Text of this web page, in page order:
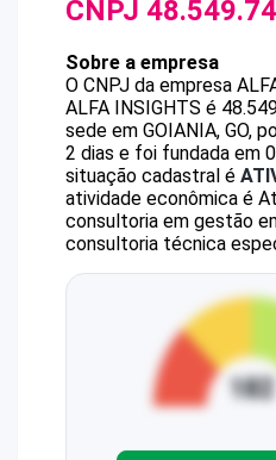
CNPJ
Sobre a empresa
O CNPJ da empresa
ALFA INSIGHTS é
sede em GOIANIA, GO,
2 dias e foi fundada em
situação cadastral é
atividade econômica é
consultoria em gestão
consultoria técnica